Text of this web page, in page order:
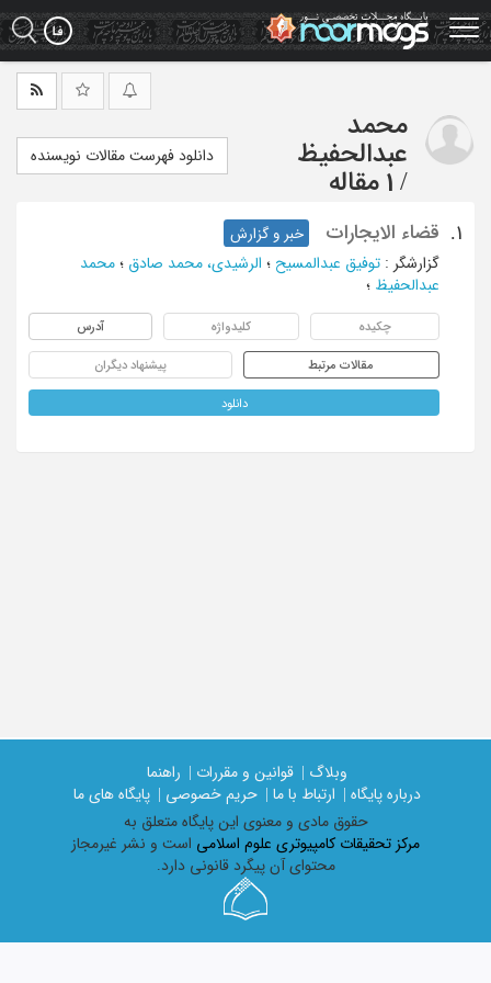
Skip
to
main
محمد
عبدالحفیظ
/ 1 مقاله
دانلود فهرست مقالات نویسنده
1. قضاء الایجارات
خبر و گزارش
گزارشگر : توفیق عبدالمسیح ؛ الرشیدی، محمد صادق ؛ محمد
عبدالحفیظ ؛
چکیده کلیدواژه آدرس
مقالات مرتبط پیشنهاد دیگران
دانلود
وبلاگ | قوانین و مقررات |
راهنما
درباره پایگاه |
ارتباط با ما | حریم خصوصی |
پایگاه های ما
حقوق مادی و معنوی اين پايگاه متعلق به
مرکز تحقیقات کامپیوتری علوم اسلامی است و نشر غیرمجاز
محتوای آن پیگرد قانونی دارد.